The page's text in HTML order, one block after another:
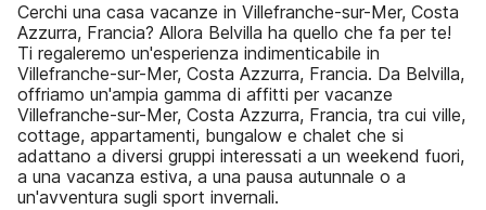
Cerchi una casa vacanze in Villefranche-sur-Mer, Costa
Azzurra, Francia? Allora Belvilla ha quello che fa per te!
Ti regaleremo un'esperienza indimenticabile in
Villefranche-sur-Mer, Costa Azzurra, Francia. Da Belvilla,
offriamo un'ampia gamma di affitti per vacanze
Villefranche-sur-Mer, Costa Azzurra, Francia, tra cui ville,
cottage, appartamenti, bungalow e chalet che si
adattano a diversi gruppi interessati a un weekend fuori,
a una vacanza estiva, a una pausa autunnale o a
un'avventura sugli sport invernali.